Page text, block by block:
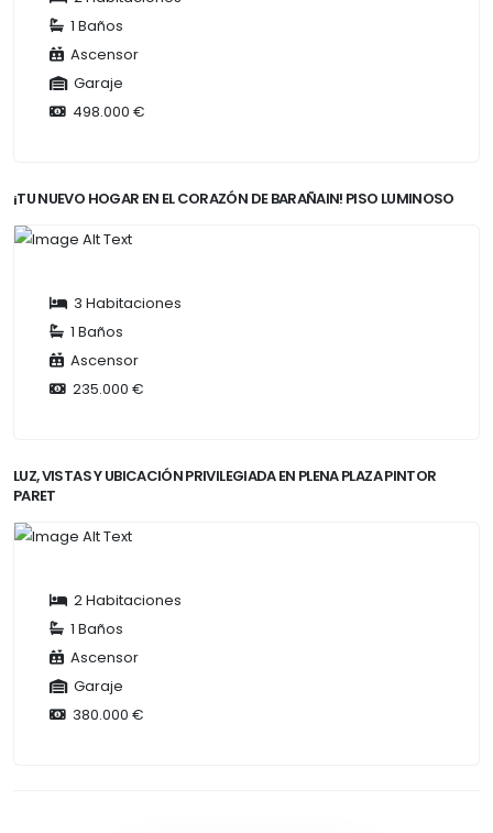
1 Baños
Ascensor
Garaje
498.000 €
¡TU NUEVO HOGAR EN EL CORAZÓN DE BARAÑAIN! PISO LUMINOSO
3 Habitaciones
1 Baños
Ascensor
235.000 €
LUZ, VISTAS Y UBICACIÓN PRIVILEGIADA EN PLENA PLAZA PINTOR
PARET
2 Habitaciones
1 Baños
Ascensor
Garaje
380.000 €